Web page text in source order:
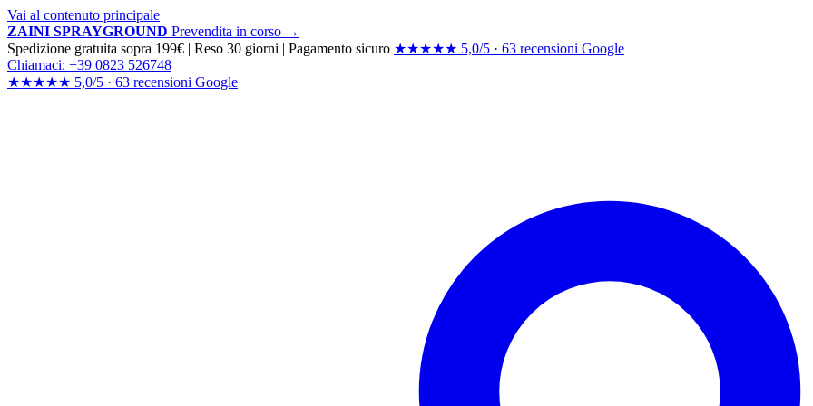
Vai al contenuto principale
ZAINI SPRAYGROUND Prevendita in corso →
Spedizione gratuita sopra 199€ | Reso 30 giorni | Pagamento sicuro ★★★★★ 5,0/5 · 63 recensioni Google
Chiamaci: +39 0823 526748
★★★★★ 5,0/5 · 63 recensioni Google